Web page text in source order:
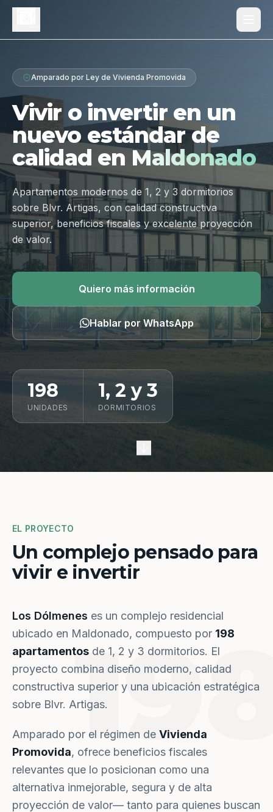
Proyecto
Diferenciales
Tipologías
Galería
Ubicación
Contacto
Hablar por WhatsApp
Amparado por Ley de Vivienda Promovida
Vivir o invertir en un
nuevo estándar de
calidad en Maldonado
Apartamentos modernos de 1, 2 y 3 dormitorios
sobre Blvr. Artigas, con calidad constructiva
superior, beneficios fiscales y excelente proyección
de valor.
Quiero más información
Hablar por WhatsApp
198
UNIDADES
1, 2 y 3
DORMITORIOS
EL PROYECTO
Un complejo pensado para
vivir e invertir
Los Dólmenes es un complejo residencial
ubicado en Maldonado, compuesto por 198
apartamentos de 1, 2 y 3 dormitorios. El
proyecto combina diseño moderno, calidad
constructiva superior y una ubicación estratégica
sobre Blvr. Artigas.
Amparado por el régimen de Vivienda
Promovida, ofrece beneficios fiscales
relevantes que lo posicionan como una
alternativa inmejorable, segura y de alta
proyección de valor— tanto para quienes buscan